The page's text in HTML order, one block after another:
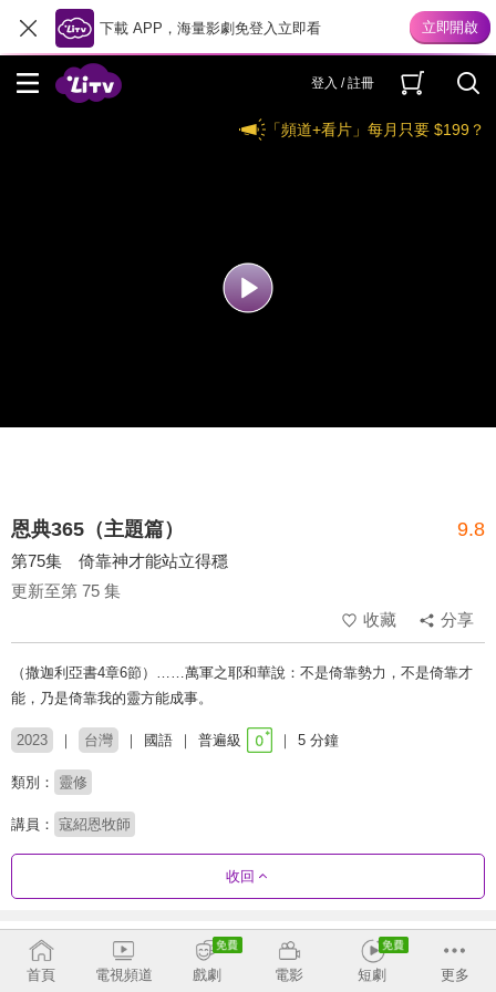
下載 APP，海量影劇免登入立即看
登入 / 註冊
「頻道+看片」每月只要 $199？
恩典365（主題篇） 9.8
第75集 倚靠神才能站立得穩
更新至第 75 集
收藏
分享
（撒迦利亞書4章6節）……萬軍之耶和華說：不是倚靠勢力，不是倚靠才
能，乃是倚靠我的靈方能成事。
2023 台灣 國語 普遍級 5 分鐘
類別： 靈修
講員： 寇紹恩牧師
收回
劇集列表 反序
【聖經人物系列】 時代先知：耶利米
首頁 電視頻道 戲劇 電影 短劇 更多